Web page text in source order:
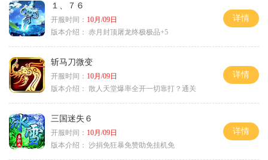
１、７６
开服时间： 10月/09日
版本介绍： 赤月封顶屠龙终极极品+5
详情
斩马刀微变
开服时间： 10月/09日
版本介绍： 散人天堂爆率全开一切靠打？通关
详情
三国迷失６
开服时间： 10月/09日
版本介绍： 沙捐免狂暴免赞助免挂机免
详情